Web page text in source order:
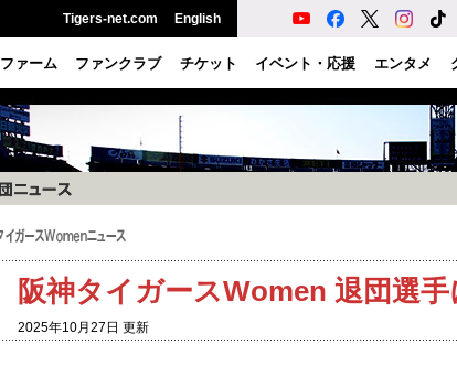
Tigers-net.com English
ファーム ファンクラブ チケット イベント・応援 エンタメ
阪神タイガースWomen 退団選
2025年10月27日 更新